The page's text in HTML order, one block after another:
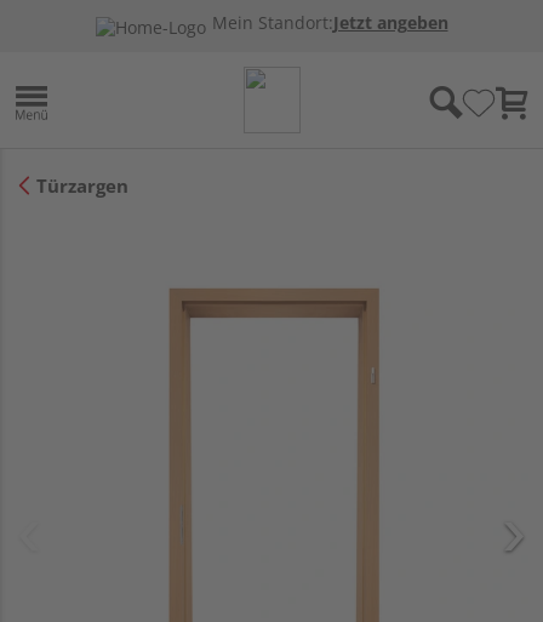
Mein Standort:Jetzt angeben
Türzargen